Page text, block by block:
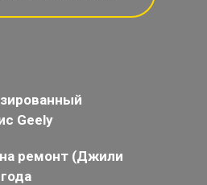
Geely
ремонт (Джили